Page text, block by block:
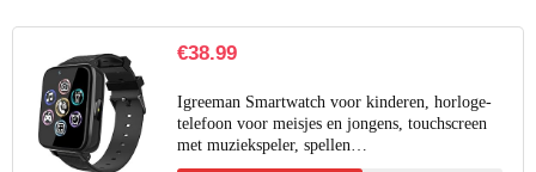
€38.99
Igreeman Smartwatch voor kinderen, horloge-
telefoon voor meisjes en jongens, touchscreen
met muziekspeler, spellen…